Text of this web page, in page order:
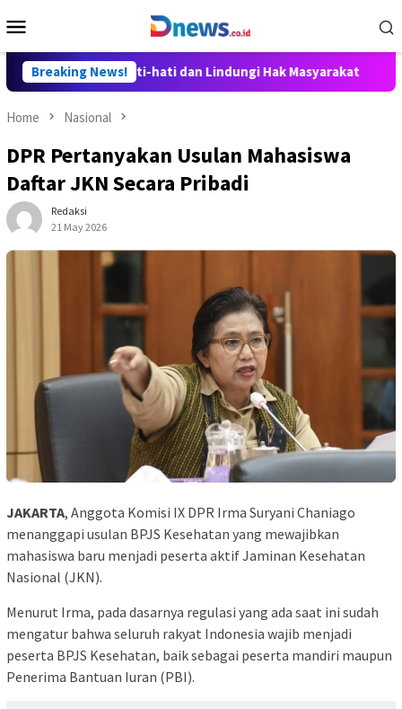
to
Menu
Breaking News!
Hati-hati dan Lindungi Hak Masyarakat Dosen
Home Nasional
DPR Pertanyakan Usulan Mahasiswa
Daftar JKN Secara Pribadi
Redaksi
21 May 2026
JAKARTA, Anggota Komisi IX DPR Irma Suryani Chaniago
menanggapi usulan BPJS Kesehatan yang mewajibkan
mahasiswa baru menjadi peserta aktif Jaminan Kesehatan
Nasional (JKN).
Menurut Irma, pada dasarnya regulasi yang ada saat ini sudah
mengatur bahwa seluruh rakyat Indonesia wajib menjadi
peserta BPJS Kesehatan, baik sebagai peserta mandiri maupun
Penerima Bantuan Iuran (PBI).